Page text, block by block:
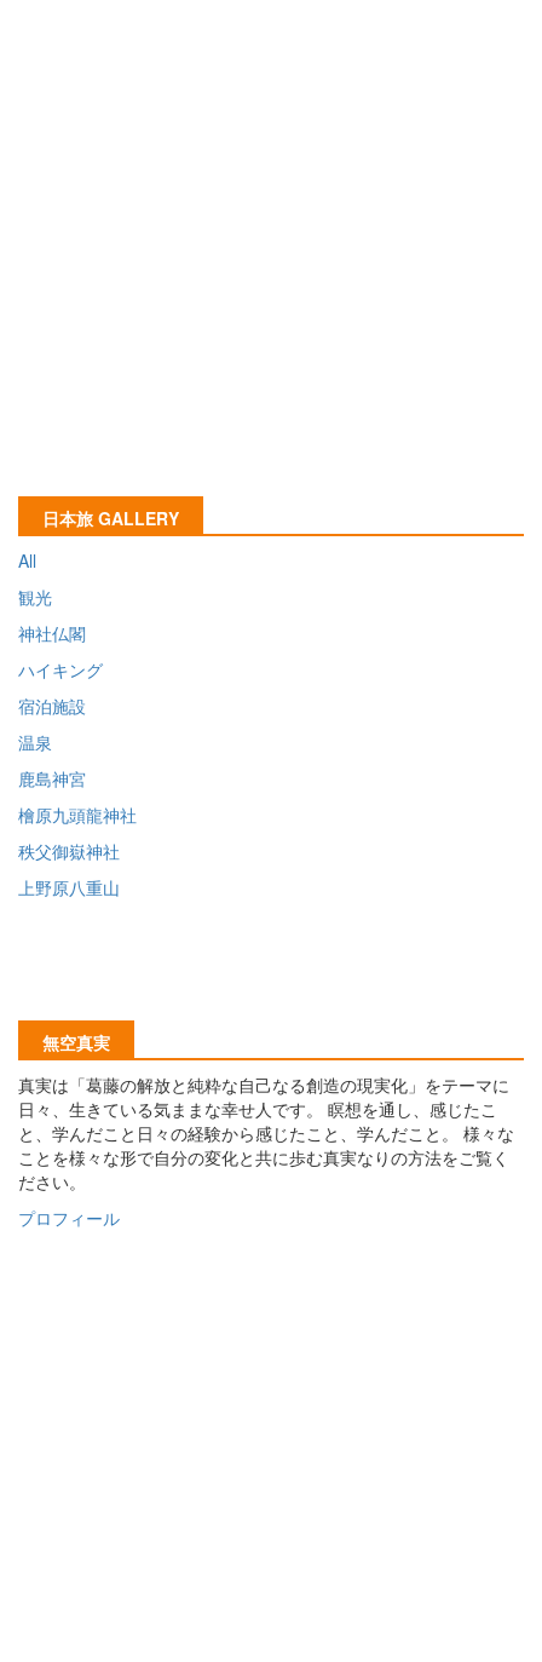
日本旅 GALLERY
All
観光
神社仏閣
ハイキング
宿泊施設
温泉
鹿島神宮
檜原九頭龍神社
秩父御嶽神社
上野原八重山
無空真実
真実は「葛藤の解放と純粋な自己なる創造の現実化」をテーマに
日々、生きている気ままな幸せ人です。 瞑想を通し、感じたこ
と、学んだこと日々の経験から感じたこと、学んだこと。 様々な
ことを様々な形で自分の変化と共に歩む真実なりの方法をご覧く
ださい。
プロフィール